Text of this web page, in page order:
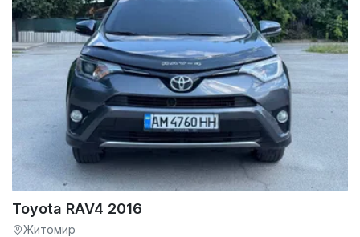
Toyota RAV4 2016
Житомир